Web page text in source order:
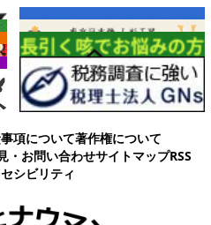
項について著作権について
・お問い合わせサイトマップRSS
シビリティ